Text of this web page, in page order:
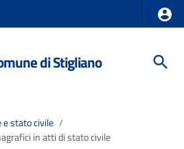
di Stigliano
e stato civile /
in atti di stato civile